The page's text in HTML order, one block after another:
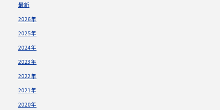
最新
2026年
2025年
2024年
2023年
2022年
2021年
2020年